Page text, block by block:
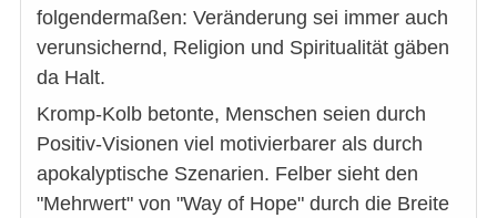
folgendermaßen: Veränderung sei immer auch
verunsichernd, Religion und Spiritualität gäben
da Halt.
Kromp-Kolb betonte, Menschen seien durch
Positiv-Visionen viel motivierbarer als durch
apokalyptische Szenarien. Felber sieht den
"Mehrwert" von "Way of Hope" durch die Breite